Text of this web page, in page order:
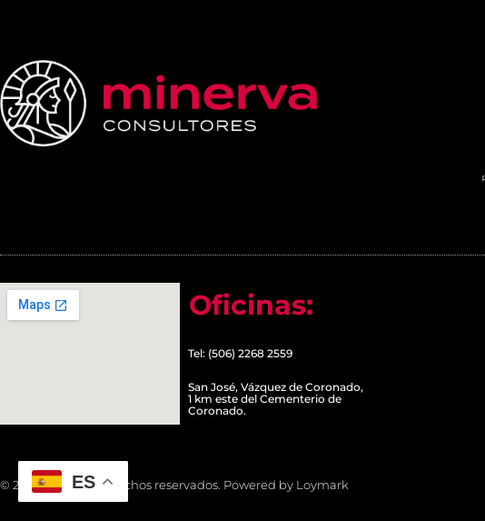
Oficinas:
Tel: (506) 2268 2559
San José, Vázquez de Coronado,
1 km este del Cementerio de
Coronado.
© 2022 Todos los derechos reservados. Powered by Loymark
ES